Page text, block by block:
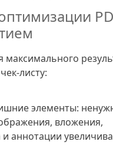
максимального
листу:
элементы:
вложения,
аннотации